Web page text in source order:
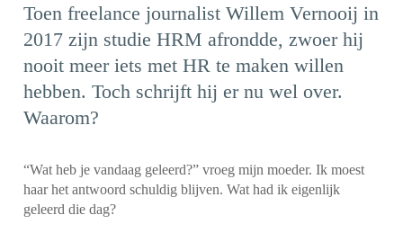
Toen freelance journalist Willem Vernooij in
2017 zijn studie HRM afrondde, zwoer hij
nooit meer iets met HR te maken willen
hebben. Toch schrijft hij er nu wel over.
Waarom?
“Wat heb je vandaag geleerd?” vroeg mijn moeder. Ik moest
haar het antwoord schuldig blijven. Wat had ik eigenlijk
geleerd die dag?